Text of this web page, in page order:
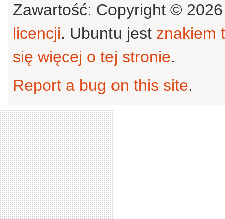
Zawartość: Copyright ©
licencji. Ubuntu jest znakiem
się więcej o tej stronie.
Report a bug on this site.